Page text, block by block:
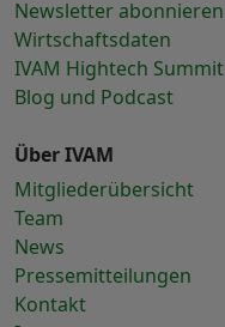
Newsletter abonnieren
Wirtschaftsdaten
IVAM Hightech Summit
Blog und Podcast
Über IVAM
Mitgliederübersicht
Team
News
Pressemitteilungen
Kontakt